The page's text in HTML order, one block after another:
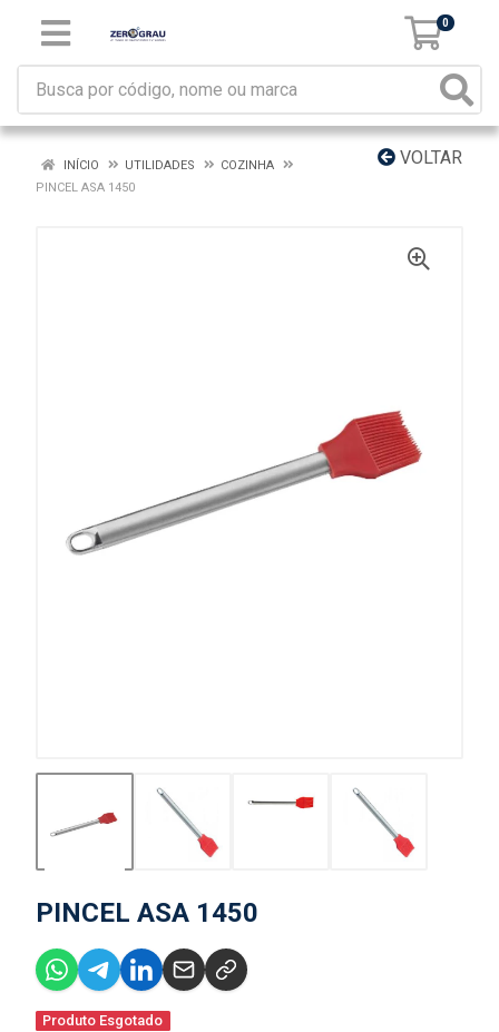
0
VOLTAR
INÍCIO UTILIDADES
COZINHA
PINCEL ASA 1450
PINCEL ASA 1450
Produto Esgotado